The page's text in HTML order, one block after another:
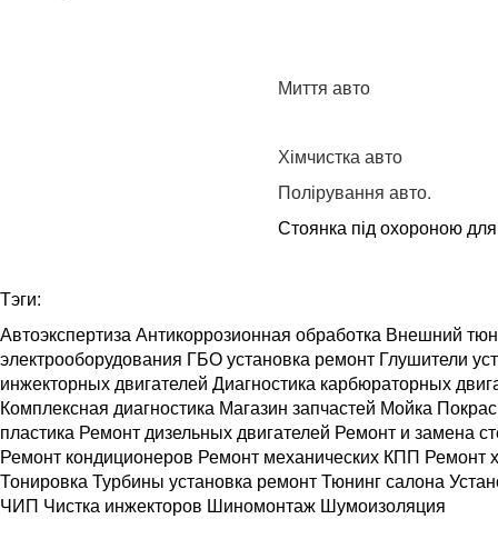
Миття авто
Хімчистка авто
Полірування авто.
Стоянка під охороною
Тэги:
Автоэкспертиза Антикоррозионная обработка Внешний
электрооборудования ГБО установка ремонт Глушители
инжекторных двигателей Диагностика карбюраторных
Комплексная диагностика Магазин запчастей Мойка
пластика Ремонт дизельных двигателей Ремонт и замена
Ремонт кондиционеров Ремонт механических КПП Ремонт
Тонировка Турбины установка ремонт Тюнинг салона
ЧИП Чистка инжекторов Шиномонтаж Шумоизоляция